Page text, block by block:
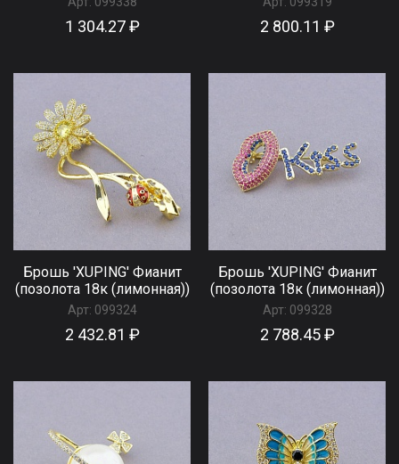
1 304.27 ₽ 2 800.11 ₽
Брошь 'XUPING' Фианит
(позолота 18к (лимонная))
Арт: 099324
2 432.81 ₽
Брошь 'XUPING' Фианит
(позолота 18к (лимонная))
Арт: 099328
2 788.45 ₽